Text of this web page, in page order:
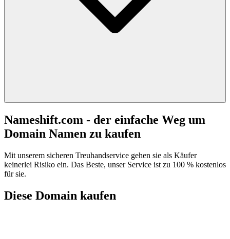
Nameshift.com - der einfache Weg um
Domain Namen zu kaufen
Mit unserem sicheren Treuhandservice gehen sie als Käufer
keinerlei Risiko ein. Das Beste, unser Service ist zu 100 % kostenlos
für sie.
Diese Domain kaufen